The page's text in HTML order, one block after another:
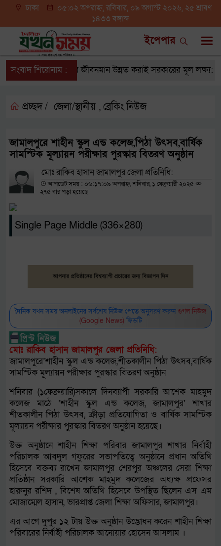
ঢাকা
০৫:০২ অপরাহ্ন, রবিবার, ০৯ অগাস্ট ২০২৬, ২৫ শ্রাবণ
১৪৩৩ বঙ্গাব্দ
ইপেপার
সংবাদ শিরোনাম :জনগণের জীবনমান উন্নত করাই সরকারের মূল লক্ষ্য:
প্রচ্ছদ / জেলা/স্থানীয় , ব্রেকিং নিউজ
জামালপুরে শাহীন স্কুল এন্ড কলেজ,পিঠা উৎসব,বার্ষিক
সামস্টিক মূল্যায়ন পরীক্ষার পুরস্কার বিতরণ অনুষ্ঠান
মোঃ রাকিব হাসান জামালপুর জেলা প্রতিনিধি:
আপডেট সময় : ০৬:১৭:০৯ অপরাহ্ন, শনিবার, ১ ফেব্রুয়ারী ২০২৫
২৭৫ বার পড়া হয়েছে
Single Page Middle (336×280)
দৈনিক যখন সময় অনলাইনের সর্বশেষ নিউজ পেতে অনুসরণ করুন গুগল নিউজ
(Google News) ফিডটি
মোঃ রাকিব হাসান জামালপুর জেলা প্রতিনিধি:
জামালপুরে’শাহীন স্কুল এন্ড কলেজ,শীতকালীন পিঠা উৎসব,বার্ষিক
সামস্টিক মূল্যায়ন পরীক্ষার পুরস্কার বিতরণ অনুষ্ঠান
শনিবার (১ফেব্রুয়ারি)সকালে দিনব্যাপী সরকারি আশেক মাহমুদ
কলেজ মাঠে ‘শাহীন স্কুল এন্ড কলেজ, জামালপুর’ শাখার
শীতকালীন পিঠা উৎসব, ক্রীড়া প্রতিযোগিতা ও বার্ষিক সামস্টিক
মূল্যায়ন পরীক্ষার পুরস্কার বিতরণ অনুষ্ঠান হয়েছে।
উক্ত অনুষ্ঠানে শাহীন শিক্ষা পরিবার জামালপুর শাখার নির্বাহী
পরিচালক আবদুল গফুরের সভাপতিত্বে অনুষ্ঠানে প্রধান অতিথি
হিসেবে বক্তব্য রাখেন জামালপুর শেরপুর অঞ্চলের সেরা শিক্ষা
প্রতিষ্ঠান সরকারি আশেক মাহমুদ কলেজের অধ্যক্ষ প্রফেসর
হারুনুর রশিদ , বিশেষ অতিথি হিসেবে উপস্থিত ছিলেন এস এম
মোজাম্মেল হাসান, ভারপ্রাপ্ত জেলা শিক্ষা অফিসার, জামালপুর।
এর আগে দুপুর ১২ টায় উক্ত অনুষ্ঠান উদ্ভোধন করেন শাহীন শিক্ষা
পরিবারের নির্বাহী পরিচালক আনোয়ার হোসেন আসলাম ।